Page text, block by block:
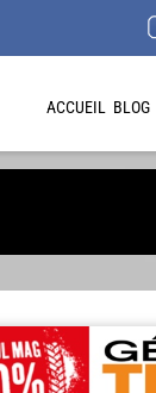
ACCUEIL BLOG